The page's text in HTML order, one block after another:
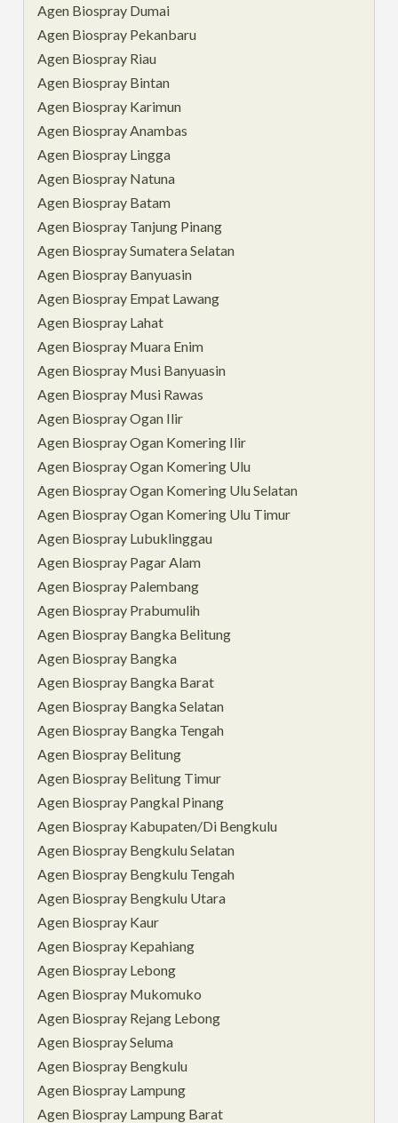
Agen Biospray Dumai
Agen Biospray Pekanbaru
Agen Biospray Riau
Agen Biospray Bintan
Agen Biospray Karimun
Agen Biospray Anambas
Agen Biospray Lingga
Agen Biospray Natuna
Agen Biospray Batam
Agen Biospray Tanjung Pinang
Agen Biospray Sumatera Selatan
Agen Biospray Banyuasin
Agen Biospray Empat Lawang
Agen Biospray Lahat
Agen Biospray Muara Enim
Agen Biospray Musi Banyuasin
Agen Biospray Musi Rawas
Agen Biospray Ogan Ilir
Agen Biospray Ogan Komering Ilir
Agen Biospray Ogan Komering Ulu
Agen Biospray Ogan Komering Ulu Selatan
Agen Biospray Ogan Komering Ulu Timur
Agen Biospray Lubuklinggau
Agen Biospray Pagar Alam
Agen Biospray Palembang
Agen Biospray Prabumulih
Agen Biospray Bangka Belitung
Agen Biospray Bangka
Agen Biospray Bangka Barat
Agen Biospray Bangka Selatan
Agen Biospray Bangka Tengah
Agen Biospray Belitung
Agen Biospray Belitung Timur
Agen Biospray Pangkal Pinang
Agen Biospray Kabupaten/Di Bengkulu
Agen Biospray Bengkulu Selatan
Agen Biospray Bengkulu Tengah
Agen Biospray Bengkulu Utara
Agen Biospray Kaur
Agen Biospray Kepahiang
Agen Biospray Lebong
Agen Biospray Mukomuko
Agen Biospray Rejang Lebong
Agen Biospray Seluma
Agen Biospray Bengkulu
Agen Biospray Lampung
Agen Biospray Lampung Barat